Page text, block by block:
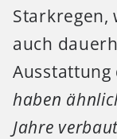
Starkregen,
auch
haben
Jahre